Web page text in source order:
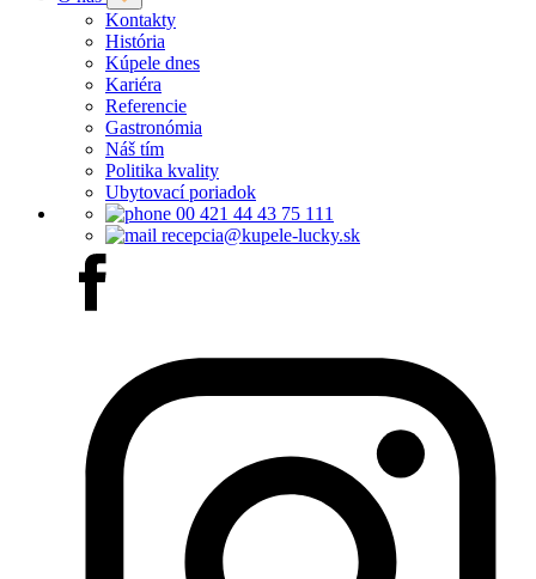
Kontakty
História
Kúpele dnes
Kariéra
Referencie
Gastronómia
Náš tím
Politika kvality
Ubytovací poriadok
00 421 44 43 75 111
recepcia@kupele-lucky.sk